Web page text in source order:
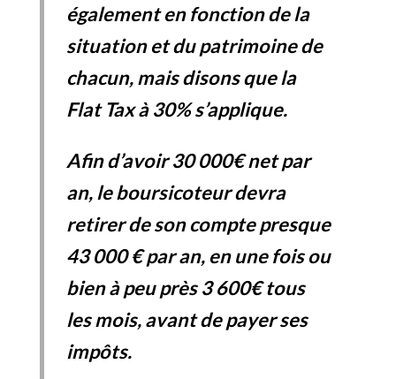
également en fonction de la
situation et du patrimoine de
chacun, mais disons que la
Flat Tax à 30% s’applique.
Afin d’avoir 30 000€ net par
an, le boursicoteur devra
retirer de son compte presque
43 000 € par an, en une fois ou
bien à peu près 3 600€ tous
les mois, avant de payer ses
impôts.